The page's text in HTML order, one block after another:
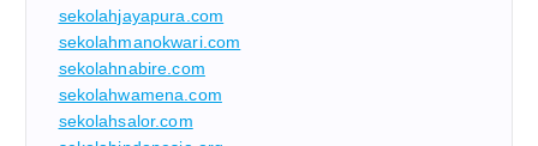
sekolahjayapura.com
sekolahmanokwari.com
sekolahnabire.com
sekolahwamena.com
sekolahsalor.com